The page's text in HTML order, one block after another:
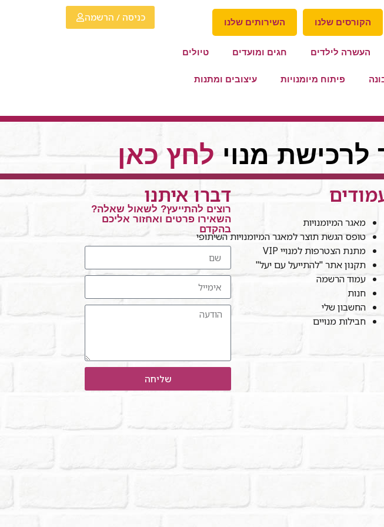
הקורסים שלנו השירותים שלנו
העשרה לילדים חגים ומועדים טיולים
פיתוח מיומנויות עיצובים ומתנות
כניסה / הרשמה
לרכישת מנוי לחץ כאן
מאגר המיומנויות
טופס הגשת תוצר למאגר המיומנויות השיתופי
מתנת הצטרפות למנויי VIP
תקנון אתר "להתייעל עם יעל"
עמוד הרשמה
חנות
החשבון שלי
חבילות מנויים
דברו איתנו
רוצים להתייעץ? לשאול שאלה?
השאירו פרטים ואחזור אליכם
בהקדם
שליחה